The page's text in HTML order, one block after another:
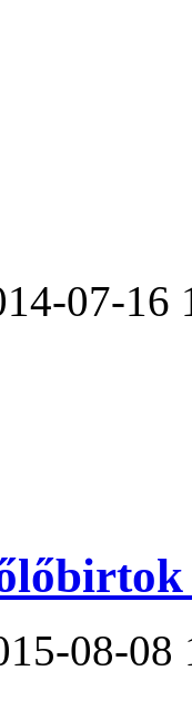
07-16
08-08